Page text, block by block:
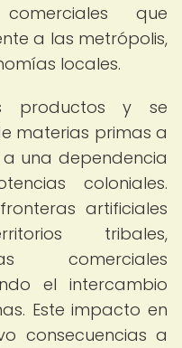
que
a las metrópolis,
locales.
productos y se
materias primas a
una dependencia
coloniales.
artificiales
tribales,
comerciales
el intercambio
Este impacto en
consecuencias a